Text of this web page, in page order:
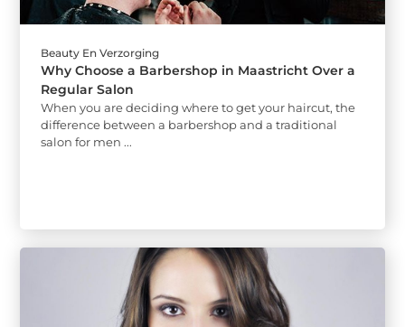
Beauty En Verzorging
Why Choose a Barbershop in Maastricht Over a
Regular Salon
When you are deciding where to get your haircut, the
difference between a barbershop and a traditional
salon for men ...